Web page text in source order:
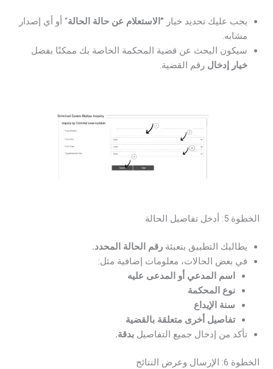
يجب عليك تحديد خيار ”الاستعلام عن حالة الحالة“ أو أي إصدار
مشابه.
سيكون البحث عن قضية المحكمة الخاصة بك ممكنًا بفضل
خيار إدخال رقم القضية.
الخطوة 5: أدخل تفاصيل الحالة
يطالبك التطبيق بتعبئةرقم الحالة المحدد.
في بعض الحالات، معلومات إضافية مثل:
اسم المدعي أو المدعى عليه
نوع المحكمة
سنة الإيداع
تفاصيل أخرى متعلقة بالقضية
تأكد من إدخال جميع التفاصيل بدقة.
الخطوة 6: الإرسال وعرض النتائج